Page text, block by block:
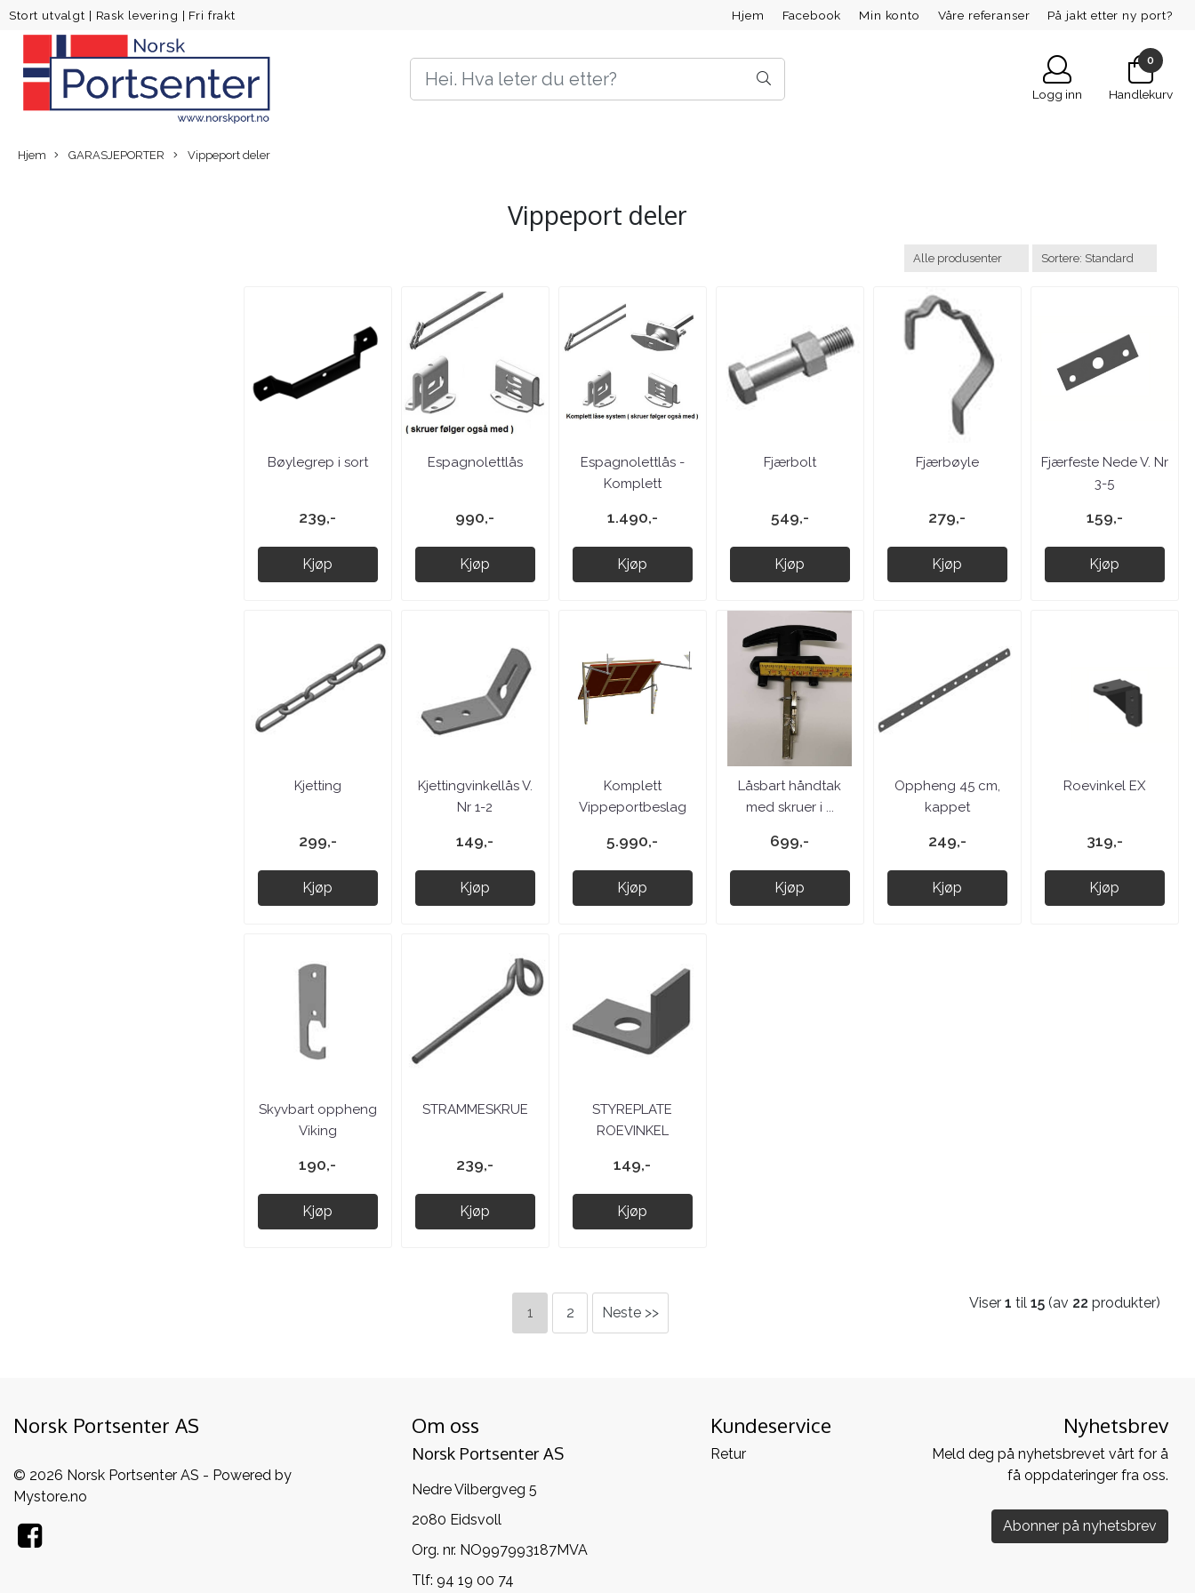
Stort utvalgt | Rask levering | Fri frakt Hjem Facebook Min konto Våre referanser På jakt etter ny port?
Logg inn
0
Handlekurv
Hjem GARASJEPORTER Vippeport deler
Vippeport deler
Bøylegrep i sort
239,-
Kjøp
Espagnolettlås
990,-
Kjøp
Espagnolettlås -
Komplett
1.490,-
Kjøp
Fjærbolt
549,-
Kjøp
Fjærbøyle
279,-
Kjøp
Fjærfeste Nede V. Nr
3-5
159,-
Kjøp
Kjetting
299,-
Kjøp
Kjettingvinkellås V.
Nr 1-2
149,-
Kjøp
Komplett
Vippeportbeslag
5.990,-
Kjøp
Låsbart håndtak
med skruer i ...
699,-
Kjøp
Oppheng 45 cm,
kappet
249,-
Kjøp
Roevinkel EX
319,-
Kjøp
Skyvbart oppheng
Viking
190,-
Kjøp
STRAMMESKRUE
239,-
Kjøp
STYREPLATE
ROEVINKEL
149,-
Kjøp
1 2 Neste >>
Viser1 til15 (av 22 produkter)
Norsk Portsenter AS
© 2026 Norsk Portsenter AS - Powered by
Mystore.no
Om oss
Norsk Portsenter AS
Nedre Vilbergveg 5
2080 Eidsvoll
Org. nr. NO997993187MVA
Tlf: 94 19 00 74
Kundeservice
Retur
Nyhetsbrev
Meld deg på nyhetsbrevet vårt for å
få oppdateringer fra oss.
Abonner på nyhetsbrev